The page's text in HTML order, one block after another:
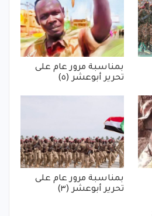
بمناسبة مرور عام على
تحرير أبوعشر (٥)
بمناسبة مرور عام على
تحرير أبوعشر (٣)